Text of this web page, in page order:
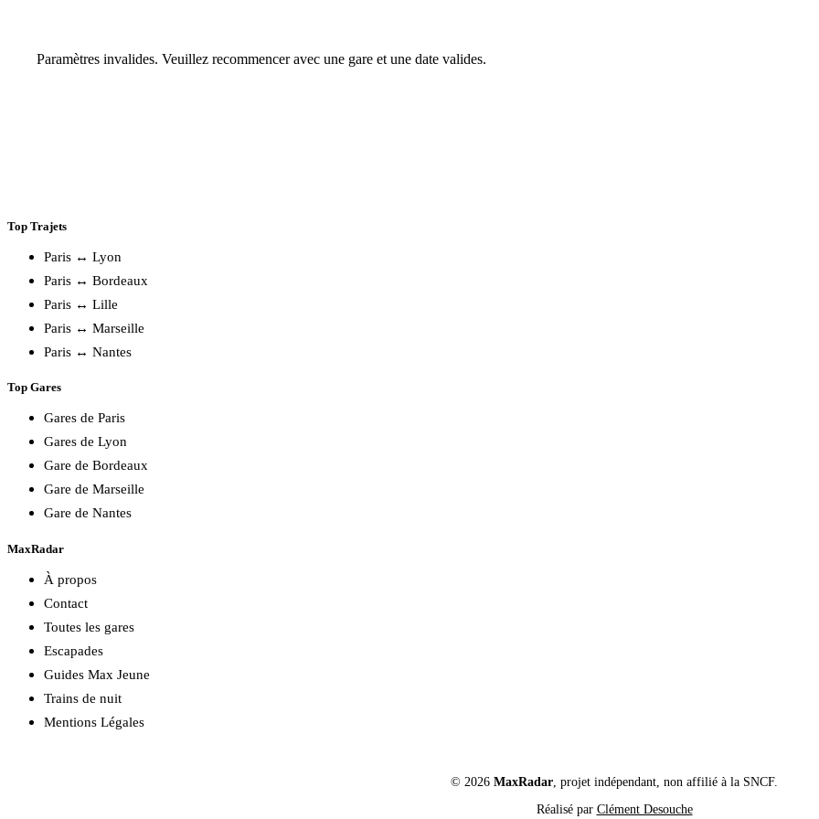
Paramètres invalides. Veuillez recommencer avec une gare et une date valides.
Top Trajets
Paris ↔ Lyon
Paris ↔ Bordeaux
Paris ↔ Lille
Paris ↔ Marseille
Paris ↔ Nantes
Top Gares
Gares de Paris
Gares de Lyon
Gare de Bordeaux
Gare de Marseille
Gare de Nantes
MaxRadar
À propos
Contact
Toutes les gares
Escapades
Guides Max Jeune
Trains de nuit
Mentions Légales
© 2026 MaxRadar , projet indépendant, non affilié à la SNCF.
Réalisé par Clément Desouche